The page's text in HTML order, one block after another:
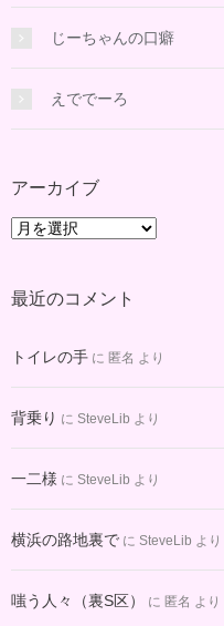
じーちゃんの口癖
えででーろ
アーカイブ
ア
イ
最近のコメント
トイレの手 に 匿名 より
背乗り に SteveLib より
一二様 に SteveLib より
横浜の路地裏で に SteveLib より
嗤う人々（裏S区） に 匿名 より